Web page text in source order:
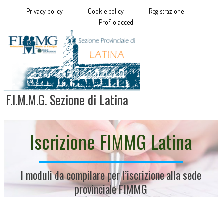
Privacy policy Cookie policy
Registrazione
Profilo accedi
F.I.M.M.G. Sezione di Latina
Iscrizione FIMMG Latina
I moduli da compilare per l’iscrizione alla sede
provinciale FIMMG